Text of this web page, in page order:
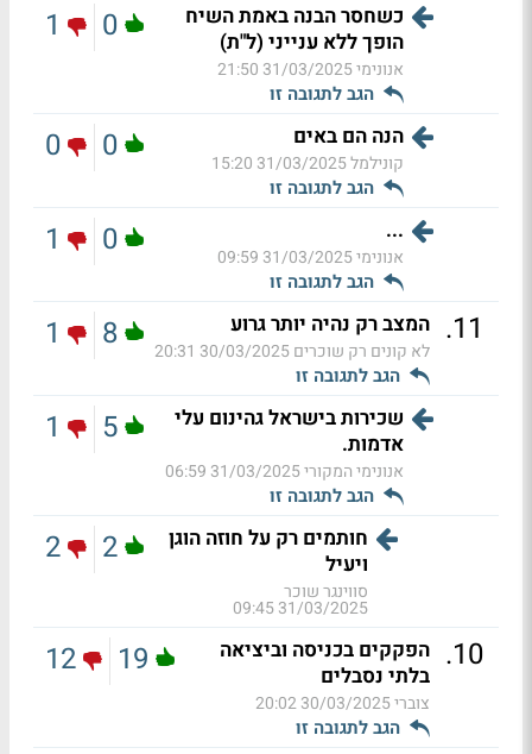
כשחסר הבנה באמת השיח
הופך ללא ענייני (ל"ת)
אנונימי31/03/2025 21:50
הגב לתגובה זו
0
1
הנה הם באים
קונילמל31/03/2025 15:20
הגב לתגובה זו
0
0
...
אנונימי31/03/2025 09:59
הגב לתגובה זו
0
1
11
. המצב רק נהיה יותר גרוע
לא קונים רק שוכרים30/03/2025 20:31
הגב לתגובה זו
8
1
שכירות בישראל גהינום עלי
אדמות.
אנונימי המקורי31/03/2025 06:59
הגב לתגובה זו
5
1
חותמים רק על חוזה הוגן
ויעיל
סווינגר שוכר
31/03/2025 09:45
2
2
10
. הפקקים בכניסה וביציאה
בלתי נסבלים
צוברי30/03/2025 20:02
הגב לתגובה זו
19
12